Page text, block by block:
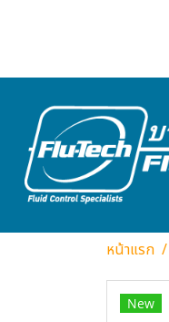
หน้าแรก
New